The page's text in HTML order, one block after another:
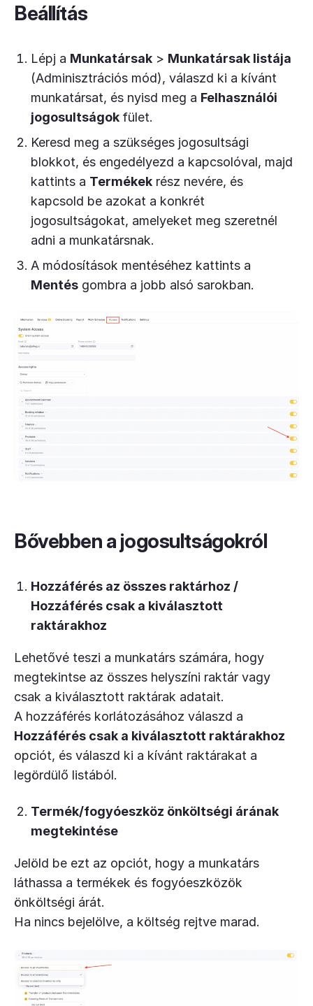
Beállítás
Lépj a Munkatársak > Munkatársak listája
(Adminisztrációs mód), válaszd ki a kívánt
munkatársat, és nyisd meg a Felhasználói
jogosultságok fület.
Keresd meg a szükséges jogosultsági
blokkot, és engedélyezd a kapcsolóval, majd
kattints a Termékek rész nevére, és
kapcsold be azokat a konkrét
jogosultságokat, amelyeket meg szeretnél
adni a munkatársnak.
A módosítások mentéséhez kattints a
Mentés gombra a jobb alsó sarokban.
Bővebben a jogosultságokról
Hozzáférés az összes raktárhoz /
Hozzáférés csak a kiválasztott
raktárakhoz
Lehetővé teszi a munkatárs számára, hogy
megtekintse az összes helyszíni raktár vagy
csak a kiválasztott raktárak adatait.
A hozzáférés korlátozásához válaszd a
Hozzáférés csak a kiválasztott raktárakhoz
opciót, és válaszd ki a kívánt raktárakat a
legördülő listából.
Termék/fogyóeszköz önköltségi árának
megtekintése
Jelöld be ezt az opciót, hogy a munkatárs
láthassa a termékek és fogyóeszközök
önköltségi árát.
Ha nincs bejelölve, a költség rejtve marad.